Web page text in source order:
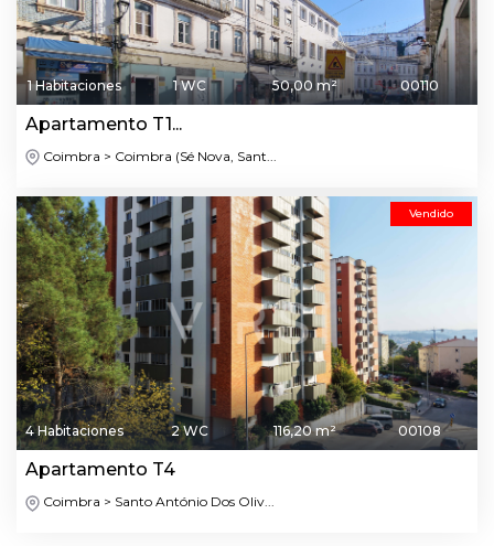
1 Habitaciones 1 WC 50,00 m² 00110
Apartamento T1...
Coimbra > Coimbra (Sé Nova, Sant...
Vendido
4 Habitaciones 2 WC 116,20 m² 00108
Apartamento T4
Coimbra > Santo António Dos Oliv...